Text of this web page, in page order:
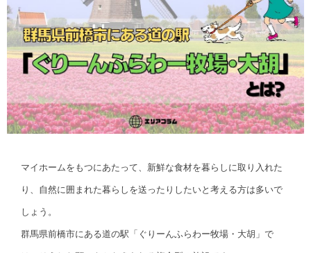
マイホームをもつにあたって、新鮮な食材を暮らしに取り入れた
り、自然に囲まれた暮らしを送ったりしたいと考える方は多いで
しょう。
群馬県前橋市にある道の駅「ぐりーんふらわー牧場・大胡」で